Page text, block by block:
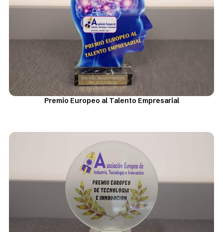
Premio Europeo al Talento Empresarial